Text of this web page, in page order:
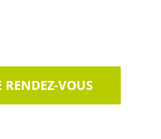
RENDEZ-VOUS